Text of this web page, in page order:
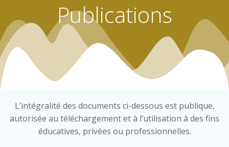
Publications
L’intégralité des documents ci-dessous est publique,
autorisée au téléchargement et à l’utilisation à des fins
éducatives, privées ou professionnelles.